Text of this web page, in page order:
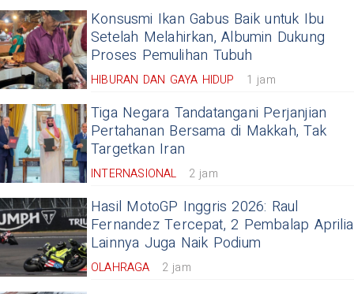
Konsusmi Ikan Gabus Baik untuk Ibu
Setelah Melahirkan, Albumin Dukung
Proses Pemulihan Tubuh
HIBURAN DAN GAYA HIDUP 1 jam
Tiga Negara Tandatangani Perjanjian
Pertahanan Bersama di Makkah, Tak
Targetkan Iran
INTERNASIONAL 2 jam
Hasil MotoGP Inggris 2026: Raul
Fernandez Tercepat, 2 Pembalap Aprilia
Lainnya Juga Naik Podium
OLAHRAGA 2 jam